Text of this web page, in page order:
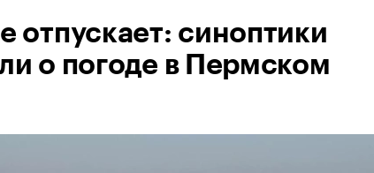
отпускает: синоптики
о погоде в Пермском